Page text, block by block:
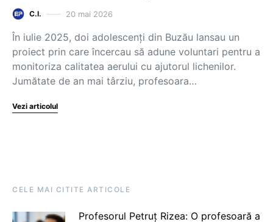
C.I. 20 mai 2026
În iulie 2025, doi adolescenți din Buzău lansau un
proiect prin care încercau să adune voluntari pentru a
monitoriza calitatea aerului cu ajutorul lichenilor.
Jumătate de an mai târziu, profesoara…
Vezi articolul
CELE MAI CITITE ARTICOLE
Profesorul Petruț Rizea: O profesoară a